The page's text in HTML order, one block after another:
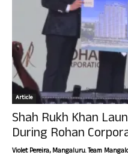
Article
Shah Rukh Khan
During Rohan
Violet Pereira, Mangaluru. Team